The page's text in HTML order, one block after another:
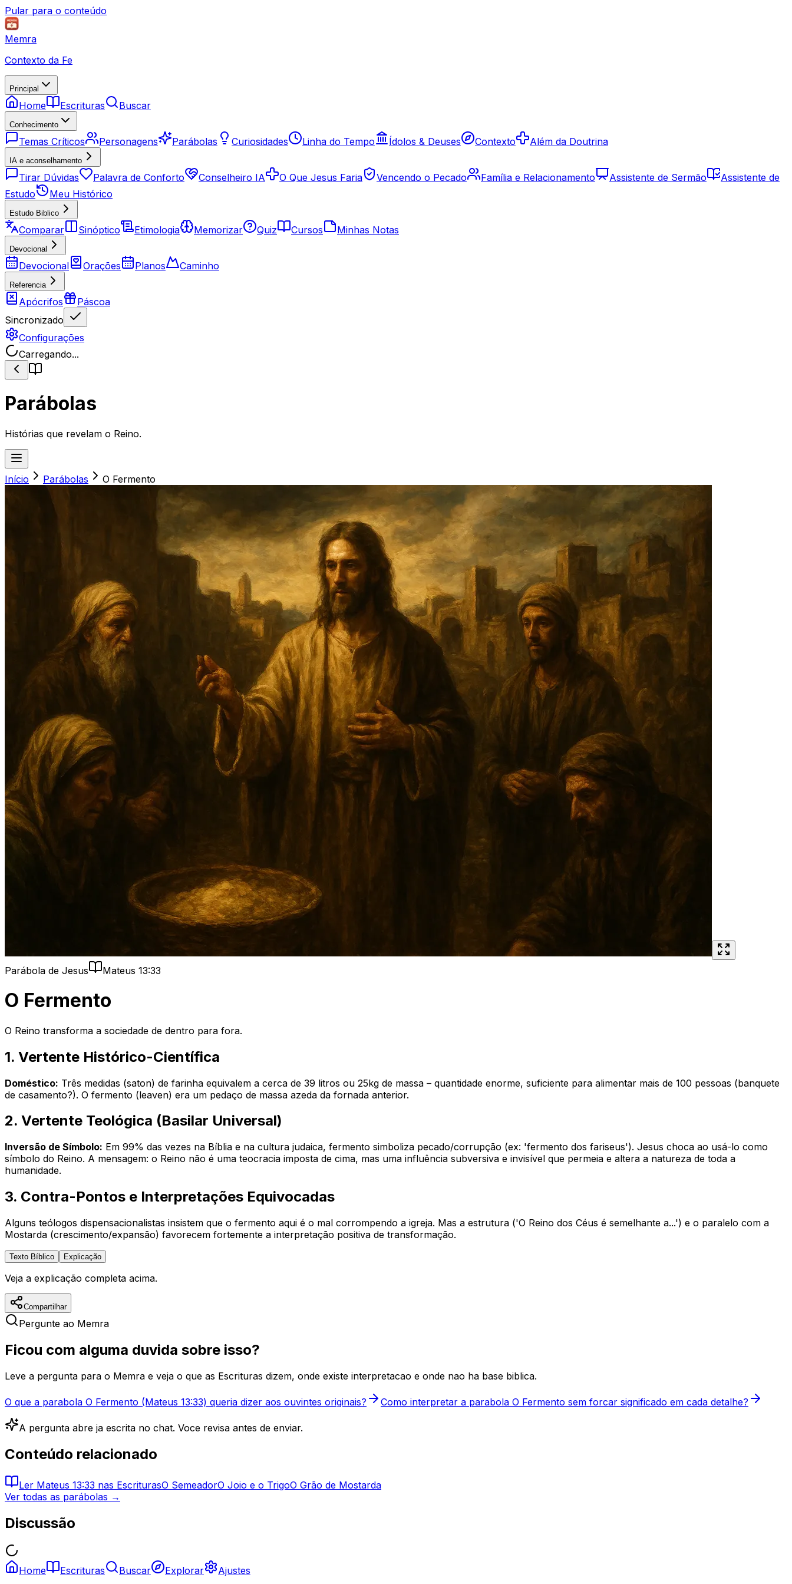
Pular para o conteúdo
Memra
Contexto da Fe
Principal
Home Escrituras Buscar
Conhecimento
Temas Críticos Personagens Parábolas Curiosidades Linha do Tempo Ídolos & Deuses Contexto Além da Doutrina
IA e aconselhamento
Tirar Dúvidas Palavra de Conforto Conselheiro IA O Que Jesus Faria Vencendo o Pecado Família e Relacionamento Assistente de Sermão
Assistente de
Estudo
Meu Histórico
Estudo Biblico
Comparar Sinóptico Etimologia Memorizar Quiz Cursos Minhas Notas
Devocional
Devocional Orações Planos Caminho
Referencia
Apócrifos
Páscoa
Sincronizado
Configurações
Carregando...
Parábolas
Histórias que revelam o Reino.
Início Parábolas O Fermento
Parábola de Jesus Mateus 13:33
O Fermento
O Reino transforma a sociedade de dentro para fora.
1. Vertente Histórico-Científica
Doméstico: Três medidas (saton) de farinha equivalem a cerca de 39 litros ou 25kg de massa – quantidade enorme, suficiente para alimentar mais de 100 pessoas (banquete
de casamento?). O fermento (leaven) era um pedaço de massa azeda da fornada anterior.
2. Vertente Teológica (Basilar Universal)
Inversão de Símbolo: Em 99% das vezes na Bíblia e na cultura judaica, fermento simboliza pecado/corrupção (ex: 'fermento dos fariseus'). Jesus choca ao usá-lo como
símbolo do Reino. A mensagem: o Reino não é uma teocracia imposta de cima, mas uma influência subversiva e invisível que permeia e altera a natureza de toda a
humanidade.
3. Contra-Pontos e Interpretações Equivocadas
Alguns teólogos dispensacionalistas insistem que o fermento aqui é o mal corrompendo a igreja. Mas a estrutura ('O Reino dos Céus é semelhante a...') e o paralelo com a
Mostarda (crescimento/expansão) favorecem fortemente a interpretação positiva de transformação.
Texto Bíblico Explicação
Veja a explicação completa acima.
Compartilhar
Pergunte ao Memra
Ficou com alguma duvida sobre isso?
Leve a pergunta para o Memra e veja o que as Escrituras dizem, onde existe interpretacao e onde nao ha base biblica.
O que a parabola O Fermento (Mateus 13:33) queria dizer aos ouvintes originais? Como interpretar a parabola O Fermento sem forcar significado em cada detalhe?
A pergunta abre ja escrita no chat. Voce revisa antes de enviar.
Conteúdo relacionado
Ler Mateus 13:33 nas EscriturasO SemeadorO Joio e o TrigoO Grão de Mostarda
Ver todas as parábolas →
Discussão
Home Escrituras Buscar Explorar Ajustes